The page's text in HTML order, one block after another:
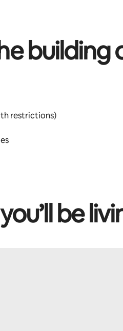
building
restrictions)
be